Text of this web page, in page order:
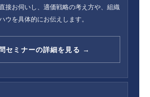
接お伺いし、適価戦略の考え方や、組織
ウを具体的にお伝えします。
セミナーの詳細を見る →